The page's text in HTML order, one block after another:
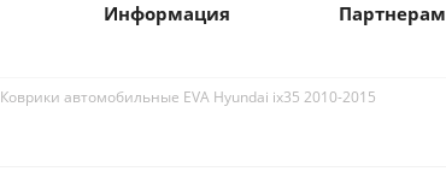
Информация Партнерам
Коврики автомобильные EVA Hyundai ix35 2010-2015